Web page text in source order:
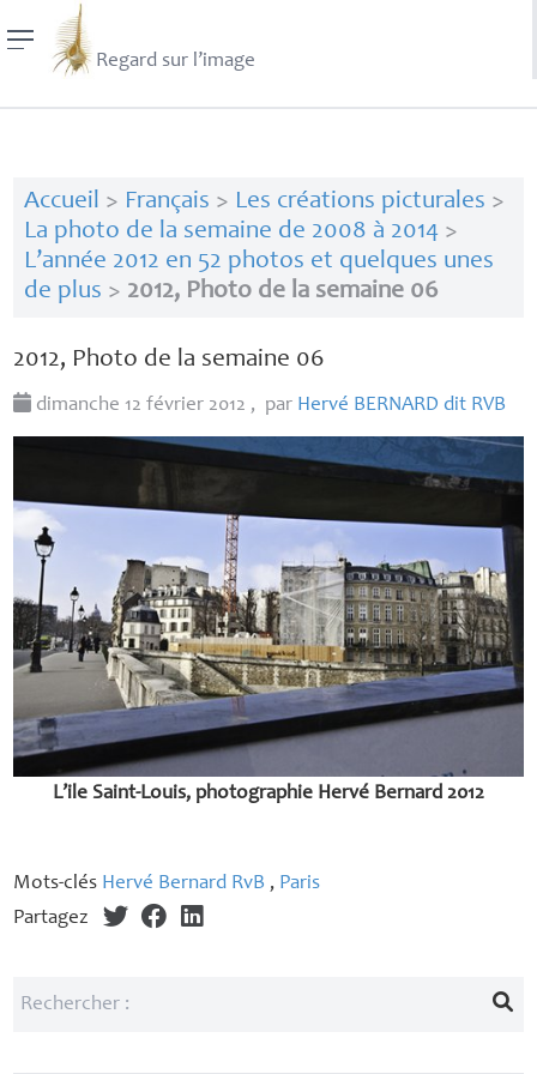
Regard sur l’image
Accueil > Français > Les créations picturales >
La photo de la semaine de 2008 à 2014>
L’année 2012 en 52 photos et quelques unes
de plus > 2012, Photo de la semaine 06
2012, Photo de la semaine 06
dimanche 12 février 2012 , par Hervé BERNARD dit RVB
L’ile Saint-Louis, photographie Hervé Bernard 2012
Mots-clés Hervé Bernard RvB , Paris
Partagez